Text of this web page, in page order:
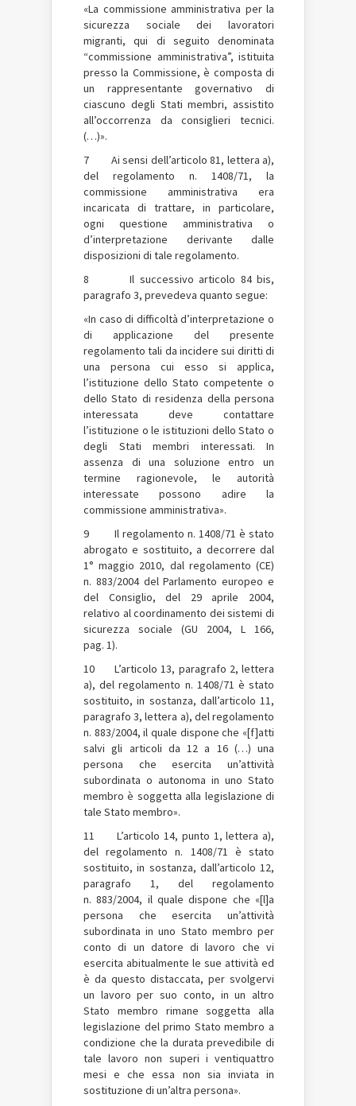
«La commissione amministrativa per la
sicurezza sociale dei lavoratori
migranti, qui di seguito denominata
“commissione amministrativa”, istituita
presso la Commissione, è composta di
un rappresentante governativo di
ciascuno degli Stati membri, assistito
all’occorrenza da consiglieri tecnici.
(…)».
7 Ai sensi dell’articolo 81, lettera a),
del regolamento n. 1408/71, la
commissione amministrativa era
incaricata di trattare, in particolare,
ogni questione amministrativa o
d’interpretazione derivante dalle
disposizioni di tale regolamento.
8 Il successivo articolo 84 bis,
paragrafo 3, prevedeva quanto segue:
«In caso di difficoltà d’interpretazione o
di applicazione del presente
regolamento tali da incidere sui diritti di
una persona cui esso si applica,
l’istituzione dello Stato competente o
dello Stato di residenza della persona
interessata deve contattare
l’istituzione o le istituzioni dello Stato o
degli Stati membri interessati. In
assenza di una soluzione entro un
termine ragionevole, le autorità
interessate possono adire la
commissione amministrativa».
9 Il regolamento n. 1408/71 è stato
abrogato e sostituito, a decorrere dal
1° maggio 2010, dal regolamento (CE)
n. 883/2004 del Parlamento europeo e
del Consiglio, del 29 aprile 2004,
relativo al coordinamento dei sistemi di
sicurezza sociale (GU 2004, L 166,
pag. 1).
10 L’articolo 13, paragrafo 2, lettera
a), del regolamento n. 1408/71 è stato
sostituito, in sostanza, dall’articolo 11,
paragrafo 3, lettera a), del regolamento
n. 883/2004, il quale dispone che «[f]atti
salvi gli articoli da 12 a 16 (…) una
persona che esercita un’attività
subordinata o autonoma in uno Stato
membro è soggetta alla legislazione di
tale Stato membro».
11 L’articolo 14, punto 1, lettera a),
del regolamento n. 1408/71 è stato
sostituito, in sostanza, dall’articolo 12,
paragrafo 1, del regolamento
n. 883/2004, il quale dispone che «[l]a
persona che esercita un’attività
subordinata in uno Stato membro per
conto di un datore di lavoro che vi
esercita abitualmente le sue attività ed
è da questo distaccata, per svolgervi
un lavoro per suo conto, in un altro
Stato membro rimane soggetta alla
legislazione del primo Stato membro a
condizione che la durata prevedibile di
tale lavoro non superi i ventiquattro
mesi e che essa non sia inviata in
sostituzione di un’altra persona».